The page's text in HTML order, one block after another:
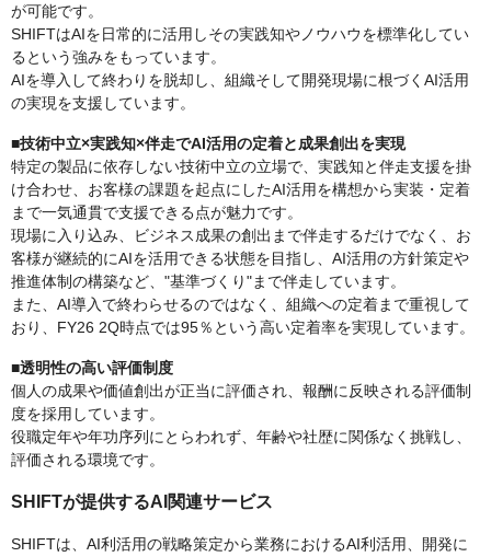
が可能です。
SHIFTはAIを日常的に活用しその実践知やノウハウを標準化してい
るという強みをもっています。
AIを導入して終わりを脱却し、組織そして開発現場に根づくAI活用
の実現を支援しています。
■技術中立×実践知×伴走でAI活用の定着と成果創出を実現
特定の製品に依存しない技術中立の立場で、実践知と伴走支援を掛
け合わせ、お客様の課題を起点にしたAI活用を構想から実装・定着
まで一気通貫で支援できる点が魅力です。
現場に入り込み、ビジネス成果の創出まで伴走するだけでなく、お
客様が継続的にAIを活用できる状態を目指し、AI活用の方針策定や
推進体制の構築など、"基準づくり"まで伴走しています。
また、AI導入で終わらせるのではなく、組織への定着まで重視して
おり、FY26 2Q時点では95％という高い定着率を実現しています。
■透明性の高い評価制度
個人の成果や価値創出が正当に評価され、報酬に反映される評価制
度を採用しています。
役職定年や年功序列にとらわれず、年齢や社歴に関係なく挑戦し、
評価される環境です。
SHIFTが提供するAI関連サービス
SHIFTは、AI利活用の戦略策定から業務におけるAI利活用、開発に